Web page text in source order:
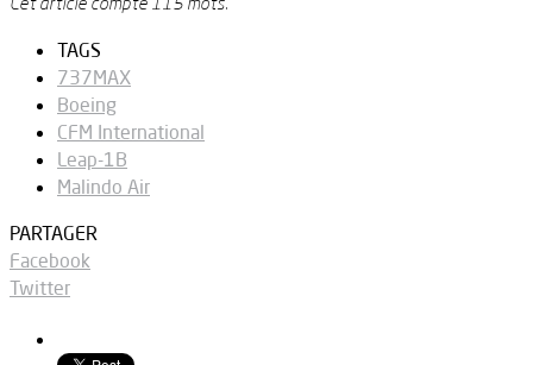
TAGS
737MAX
Boeing
CFM International
Leap-1B
Malindo Air
PARTAGER
Facebook
Twitter